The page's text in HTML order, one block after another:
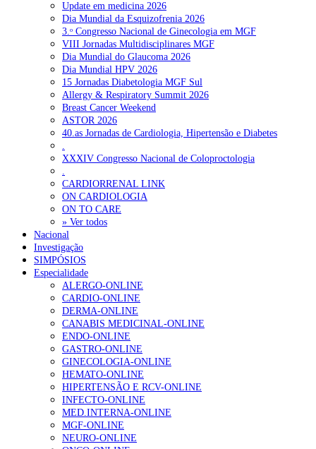
NOTÍCIAS RECENTES
Quase 11.900 jovens recorreram aos cheques psicólogo e
nutricionista no primeiro mês
ULS de Coimbra estreia cirurgia endoscópica do ouvido com
apoio robótico em Portugal
Enfermeiros exigem esclarecimentos sobre eventual gestão
privada da ULS do Algarve 7 de Agosto, 2026
Ordem dos Médicos alerta para riscos no novo sistema de acesso
a consultas e cirurgias
Portugal está a formar os médicos de que precisa?
2026
NOTÍCIAS MAIS LIDAS
Enfermagem Forense. “Da urgência ao tribunal, cada
gesto conta e cada profissional faz a diferença”
203 visualizações
1.º Episódio do Podcast “Frequência Cardio – Sintoniza-
te na Insuficiência Cardíaca” da Bayer
202 visualizações
Update em medicina 2026
Dia Mundial da Esquizofrenia 2026
3.ᵒ Congresso Nacional de Ginecologia em MGF
VIII Jornadas Multidisciplinares MGF
Dia Mundial do Glaucoma 2026
Dia Mundial HPV 2026
15 Jornadas Diabetologia MGF Sul
Allergy & Respiratory Summit 2026
Breast Cancer Weekend
ASTOR 2026
40.as Jornadas de Cardiologia, Hipertensão e Diabetes
.
XXXIV Congresso Nacional de Coloproctologia
.
CARDIORRENAL LINK
ON CARDIOLOGIA
ON TO CARE
» Ver todos
Nacional
Investigação
SIMPÓSIOS
Especialidade
ALERGO-ONLINE
CARDIO-ONLINE
DERMA-ONLINE
CANABIS MEDICINAL-ONLINE
ENDO-ONLINE
GASTRO-ONLINE
GINECOLOGIA-ONLINE
HEMATO-ONLINE
HIPERTENSÃO E RCV-ONLINE
INFECTO-ONLINE
MED.INTERNA-ONLINE
MGF-ONLINE
NEURO-ONLINE